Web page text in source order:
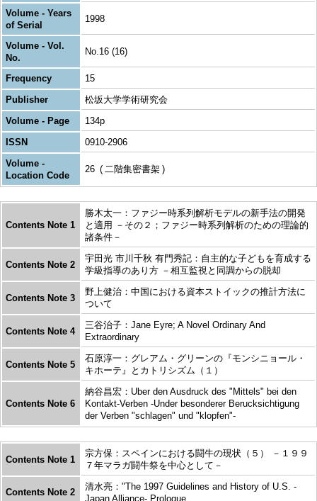
Volume - Years
of Serial
1998
Volume - Vol.
No.
No.16 (16)
Frequency
15
Publisher
松坂大学学術研究会
Volume - Page
134p
ISSN
0910-2906
Volume -
Location Code
26 二階集密書架
Contents Note 1
勝木太一：ファジー時系列解析モデルの新手法の開発
と適用 －その２；ファジー時系列解析のための理論的
諸条件－
Contents Note 2
宇田光 市川千秋 有門秀記：自主的な子どもを育成する
学級指導のあり方 －相互監視と同調からの脱却
Contents Note 3
野上健治：中国における資本ストイックの推計方法に
ついて
Contents Note 4
三谷治子：Jane Eyre; A Novel Ordinary And
Extraordinary
Contents Note 5
石原淳一：グレアム・グリーンの『モンシニョール・
キホーテ』とカトリシズム（１）
Contents Note 6
納谷昌宏：Uber den Ausdruck des "Mittels" bei den
Kontakt-Verben -Under besonderer Berucksichtigung
der Verben "schlagen" und "klopfen"-
Contents Note 1
宗方保：スペインにおける闘牛の現状（５） －１９９
７年マラガ闘牛祭を中心として－
Contents Note 2
清水亮："The 1997 Guidelines and History of U.S. -
Japan Alliance- Prologue